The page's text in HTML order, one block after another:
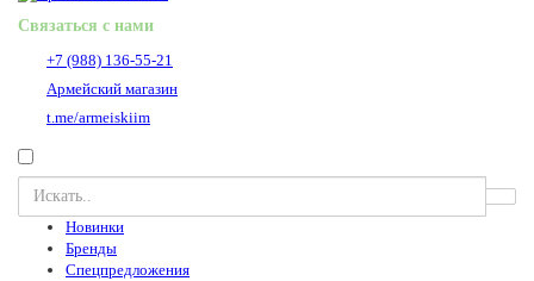
Связаться с нами
+7 (988) 136-55-21
Армейский магазин
t.me/armeiskiim
Новинки
Бренды
Спецпредложения